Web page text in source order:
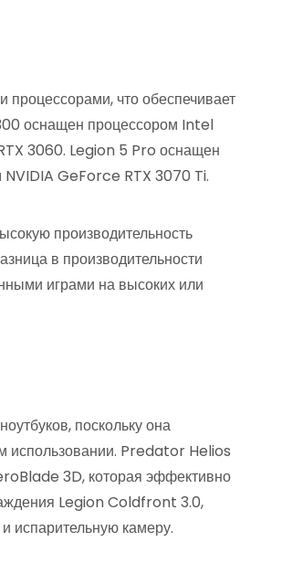
что обеспечивает
оснащен процессором Intel
3060. Legion 5 Pro оснащен
GeForce RTX 3070 Ti.
производительность
в производительности
играми на высоких или
поскольку она
использовании. Predator Helios
3D, которая эффективно
Legion Coldfront 3.0,
испарительную камеру.